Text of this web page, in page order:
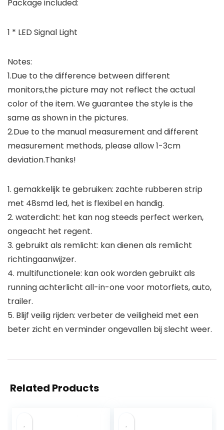
Package included:
1 * LED Signal Light
Notes:
1.Due to the difference between different
monitors,the picture may not reflect the actual
color of the item. We guarantee the style is the
same as shown in the pictures.
2.Due to the manual measurement and different
measurement methods, please allow 1-3cm
deviation.Thanks!
1. gemakkelijk te gebruiken: zachte rubberen strip
met 48smd led, het is flexibel en handig.
2. waterdicht: het kan nog steeds perfect werken,
ongeacht het regent.
3. gebruikt als remlicht: kan dienen als remlicht
richtingaanwijzer.
4. multifunctionele: kan ook worden gebruikt als
running achterlicht all-in-one voor motorfiets, auto,
trailer.
5. Blijf veilig rijden: verbeter de veiligheid met een
beter zicht en verminder ongevallen bij slecht weer.
Related Products